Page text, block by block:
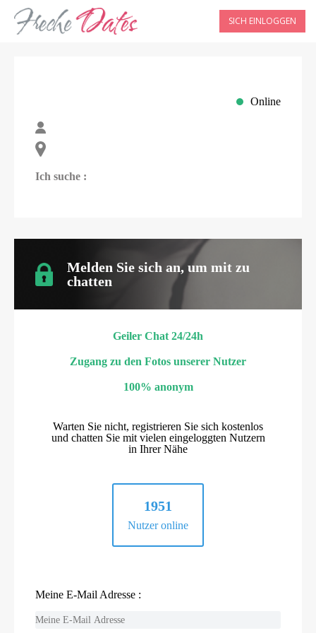
SICH EINLOGGEN
Online
Ich suche :
Melden Sie sich an, um mit zu
chatten
Geiler Chat 24/24h
Zugang zu den Fotos unserer Nutzer
100% anonym
Warten Sie nicht, registrieren Sie sich kostenlos
und chatten Sie mit vielen eingeloggten Nutzern
in Ihrer Nähe
1951
Nutzer online
Meine E-Mail Adresse :